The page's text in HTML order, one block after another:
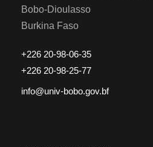
Bobo-Dioulasso
Burkina Faso
+226 20-98-06-35
+226 20-98-25-77
info@univ-bobo.gov.bf